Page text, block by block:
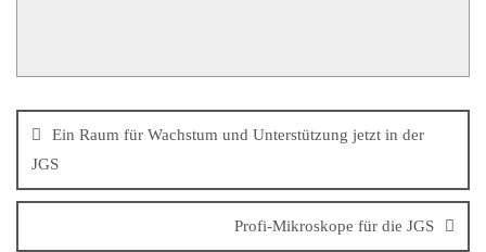
Ein Raum für Wachstum und Unterstützung jetzt in der
JGS
Profi-Mikroskope für die JGS